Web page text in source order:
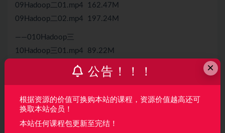
09Hadoop二01.mp4 162.47M
09Hadoop二02.mp4 197.24M
——010Hadoop三
10Hadoop三01.mp4 89.22M
10Hadoop三02.mp4 191.05M
11Hadoop四01.mp4 220.70M
11Hadoop四02.mp4 97.79M
——012Hadoop五
×
公告！！！
根据资源的价值可换购本站的课程，资源价值越高还可
换取本站会员！
本站任何课程包更新至完结！